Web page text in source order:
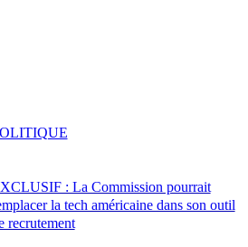
: La Commission pourrait
la tech américaine dans son outil
recrutement